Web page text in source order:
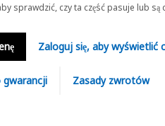
sprawdzić, czy ta część pasuje lub
Zaloguj się, aby wyświetlić
Zasady zwrotów